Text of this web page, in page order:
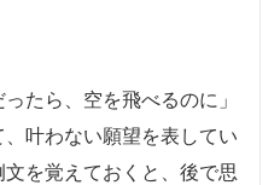
たら、空を飛べるのに」
叶わない願望を表してい
を覚えておくと、後で思